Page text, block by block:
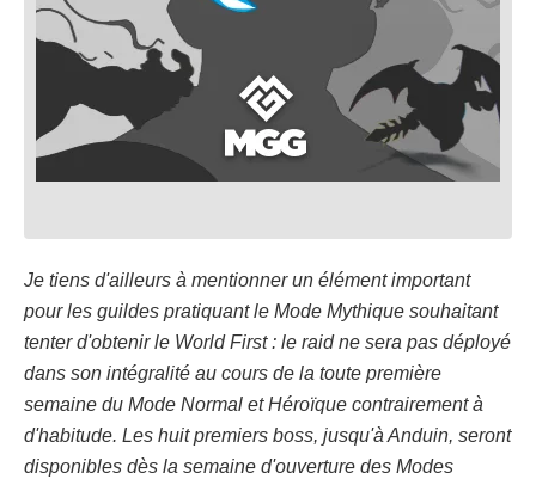
Je tiens d'ailleurs à mentionner un élément important
pour les guildes pratiquant le Mode Mythique souhaitant
tenter d'obtenir le World First : le raid ne sera pas déployé
dans son intégralité au cours de la toute première
semaine du Mode Normal et Héroïque contrairement à
d'habitude. Les huit premiers boss, jusqu'à Anduin, seront
disponibles dès la semaine d'ouverture des Modes